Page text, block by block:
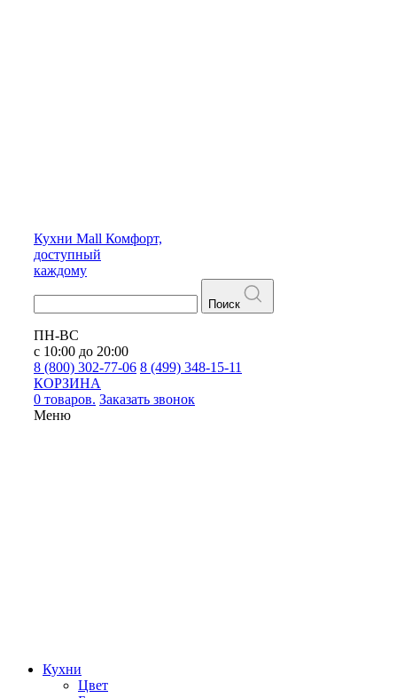
Кухни Mall Комфорт,
доступный
каждому
Поиск
ПН-ВС
с 10:00 до 20:00
8 (800) 302-77-06 8 (499) 348-15-11
КОРЗИНА
0 товаров. Заказать звонок
Меню
Кухни
Цвет